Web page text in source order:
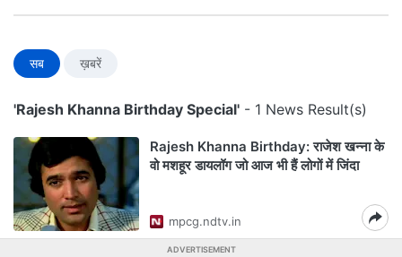
सब ख़बरें
'Rajesh Khanna Birthday Special' - 1 News Result(s)
Rajesh Khanna Birthday: राजेश खन्ना के
वो मशहूर डायलॉग जो आज भी हैं लोगों में जिंदा
mpcg.ndtv.in
ADVERTISEMENT